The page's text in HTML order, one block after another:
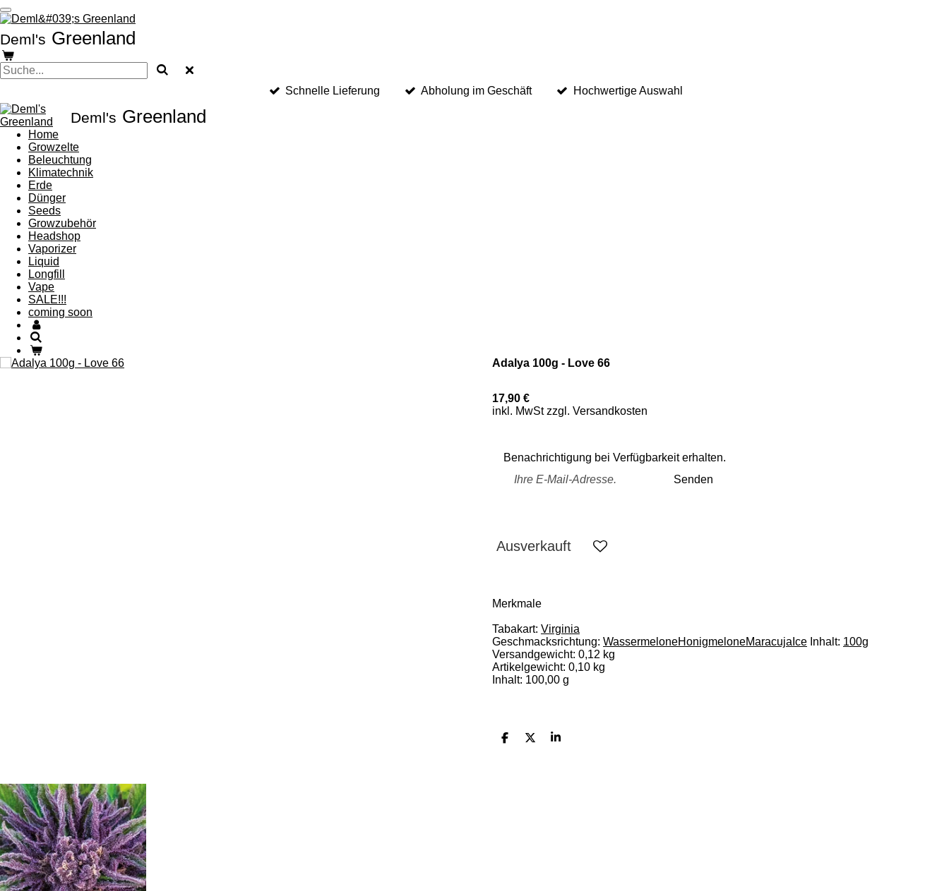
Zum
Hauptinhalt
springen
Deml's Greenland
Schnelle Lieferung Abholung im Geschäft Hochwertige Auswahl
Deml's Greenland
Home
Growzelte
Beleuchtung
Klimatechnik
Erde
Dünger
Seeds
Growzubehör
Headshop
Vaporizer
Liquid
Longfill
Vape
SALE!!!
coming soon
Adalya 100g - Love 66
17,90 €
inkl. MwSt zzgl. Versandkosten
Benachrichtigung bei Verfügbarkeit erhalten.
Senden
Ausverkauft
Merkmale
Tabakart: Virginia
Geschmacksrichtung: WassermeloneHonigmeloneMaracuja Ice Inhalt: 100g
Versandgewicht: 0,12 kg
Artikelgewicht: 0,10 kg
Inhalt: 100,00 g
T
T
T